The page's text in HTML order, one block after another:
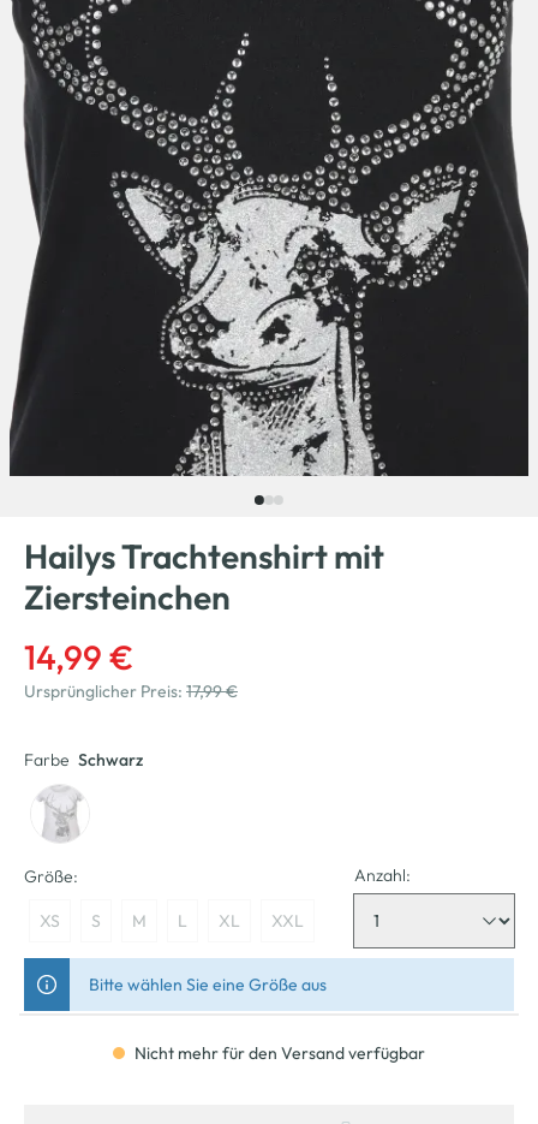
Hailys Trachtenshirt mit
Ziersteinchen
14,99 €
Ursprünglicher Preis: 17,99 €
Farbe Schwarz
Größe:
XS S M L XL XXL
Anzahl:
Bitte wählen Sie eine Größe aus
Nicht mehr für den Versand verfügbar